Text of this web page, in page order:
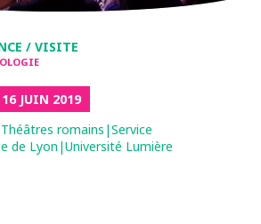
/ VISITE
16 JUIN 2019
romains|Service
de Lyon|Université Lumière